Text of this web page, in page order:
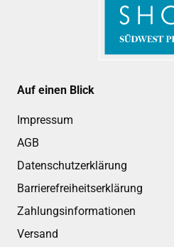
Auf einen Blick
Impressum
AGB
Datenschutzerklärung
Barrierefreiheitserklärung
Zahlungsinformationen
Versand